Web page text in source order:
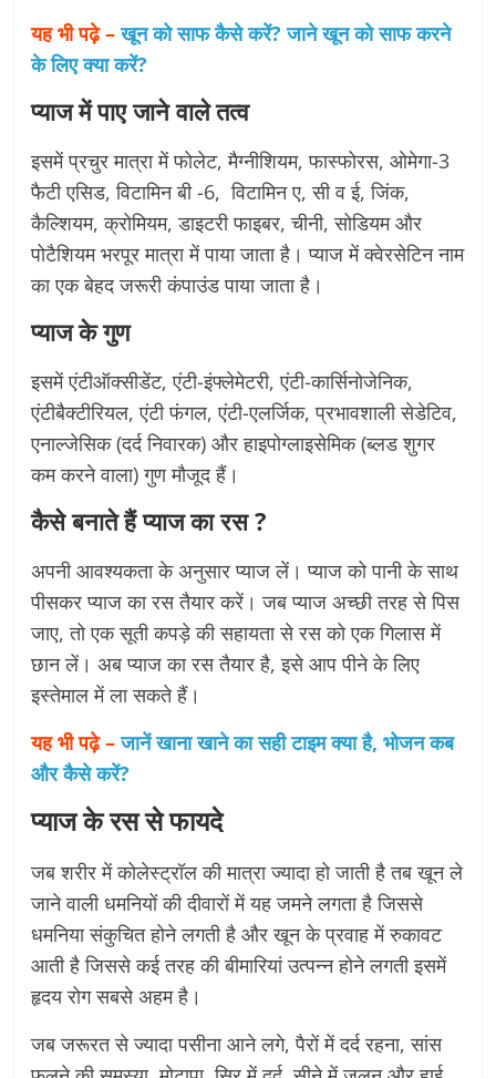
यह भी पढ़े – खून को साफ कैसे करें? जाने खून को साफ करने
के लिए क्या करें?
प्याज में पाए जाने वाले तत्व
इसमें प्रचुर मात्रा में फोलेट, मैग्नीशियम, फास्फोरस, ओमेगा-3
फैटी एसिड, विटामिन बी -6, विटामिन ए, सी व ई, जिंक,
कैल्शियम, क्रोमियम, डाइटरी फाइबर, चीनी, सोडियम और
पोटैशियम भरपूर मात्रा में पाया जाता है। प्याज में क्वेरसेटिन नाम
का एक बेहद जरूरी कंपाउंड पाया जाता है।
प्याज के गुण
इसमें एंटीऑक्सीडेंट, एंटी-इंफ्लेमेटरी, एंटी-कार्सिनोजेनिक,
एंटीबैक्टीरियल, एंटी फंगल, एंटी-एलर्जिक, प्रभावशाली सेडेटिव,
एनाल्जेसिक (दर्द निवारक) और हाइपोग्लाइसेमिक (ब्लड शुगर
कम करने वाला) गुण मौजूद हैं।
कैसे बनाते हैं प्याज का रस ?
अपनी आवश्यकता के अनुसार प्याज लें। प्याज को पानी के साथ
पीसकर प्याज का रस तैयार करें। जब प्याज अच्छी तरह से पिस
जाए, तो एक सूती कपड़े की सहायता से रस को एक गिलास में
छान लें। अब प्याज का रस तैयार है, इसे आप पीने के लिए
इस्तेमाल में ला सकते हैं।
यह भी पढ़े – जानें खाना खाने का सही टाइम क्या है, भोजन कब
और कैसे करें?
प्याज के रस से फायदे
जब शरीर में कोलेस्ट्रॉल की मात्रा ज्यादा हो जाती है तब खून ले
जाने वाली धमनियों की दीवारों में यह जमने लगता है जिससे
धमनिया संकुचित होने लगती है और खून के प्रवाह में रुकावट
आती है जिससे कई तरह की बीमारियां उत्पन्न होने लगती इसमें
हृदय रोग सबसे अहम है।
जब जरूरत से ज्यादा पसीना आने लगे, पैरों में दर्द रहना, सांस